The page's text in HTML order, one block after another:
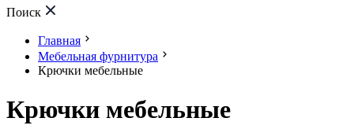
Поиск
Главная
Мебельная фурнитура
Крючки мебельные
Крючки мебельные